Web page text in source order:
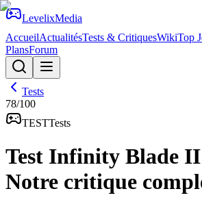
LevelixMedia
AccueilActualitésTests & CritiquesWikiTop
PlansForum
Tests
78/100
TESTTests
Test Infinity Blade II
Notre critique